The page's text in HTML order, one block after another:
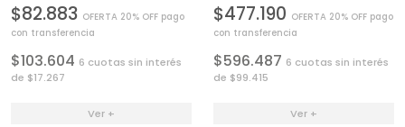
$82.883 OFERTA 20% OFF pago
con transferencia
$103.604 6 cuotas sin interés
de $17.267
Ver +
$477.190 OFERTA 20% OFF pago
con transferencia
$596.487 6 cuotas sin interés
de $99.415
Ver +